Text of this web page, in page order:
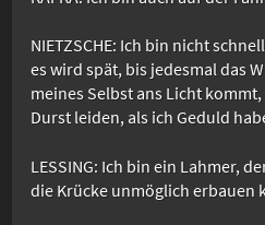
NIETZSCHE: Ich bin nicht
es wird spät, bis jedesmal das
meines Selbst ans Licht
Durst leiden, als ich Geduld
LESSING: Ich bin ein Lahmer,
die Krücke unmöglich erbauen